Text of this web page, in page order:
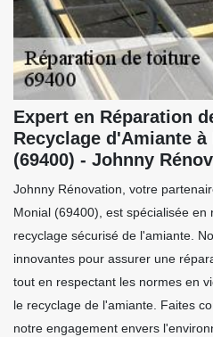
Expert en Réparation
Recyclage d'Amiante
(69400) - Johnny
Johnny Rénovation, votre
Monial (69400), est spécialisée
recyclage sécurisé de l'amiante.
innovantes pour assurer une
tout en respectant les normes en
le recyclage de l'amiante. Faites
notre engagement envers